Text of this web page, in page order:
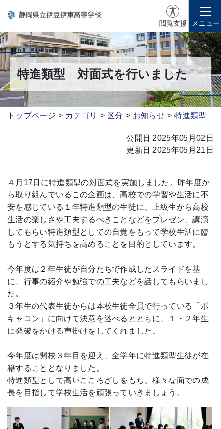
閲覧支援 メニュー
特進類型 対面式を行いました
トップページ カテゴリ 区分 お知らせ 特進類型
公開日 2025年05月02日
更新日 2025年05月21日
４月17日に特進類型の対面式を実施しました。昨年度か
ら取り組んでいるこの企画は、高校での学習や生活に不
安を感じている１年特進類型の生徒に、上級生から高校
生活の楽しさや工夫するべきことなどをプレゼン、講演
してもらい特進類型としての自覚をもって学校生活に臨
もうとする気持ちを高めることを目的としています。
今年度は２年生徒が自分たちで作成したスライドを基
に、行事の紹介や勉強での工夫などを話してもらいまし
た。
３年生の代表生徒からは本校生徒全員で行っている「ボ
キャコン」に向けて決意を述べるとともに、１・２年生
に発破をかける声掛けをしてくれました。
今年度は開校３年目を迎え、全学年に特進類型生徒が在
籍することとなりました。
特進類型として高いこころざしをもち、様々な面での成
長を目指して学校生活を頑張っていきましょう。